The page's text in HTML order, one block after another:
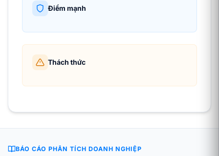
Điểm mạnh
Thách thức
BÁO CÁO PHÂN TÍCH DOANH NGHIỆP